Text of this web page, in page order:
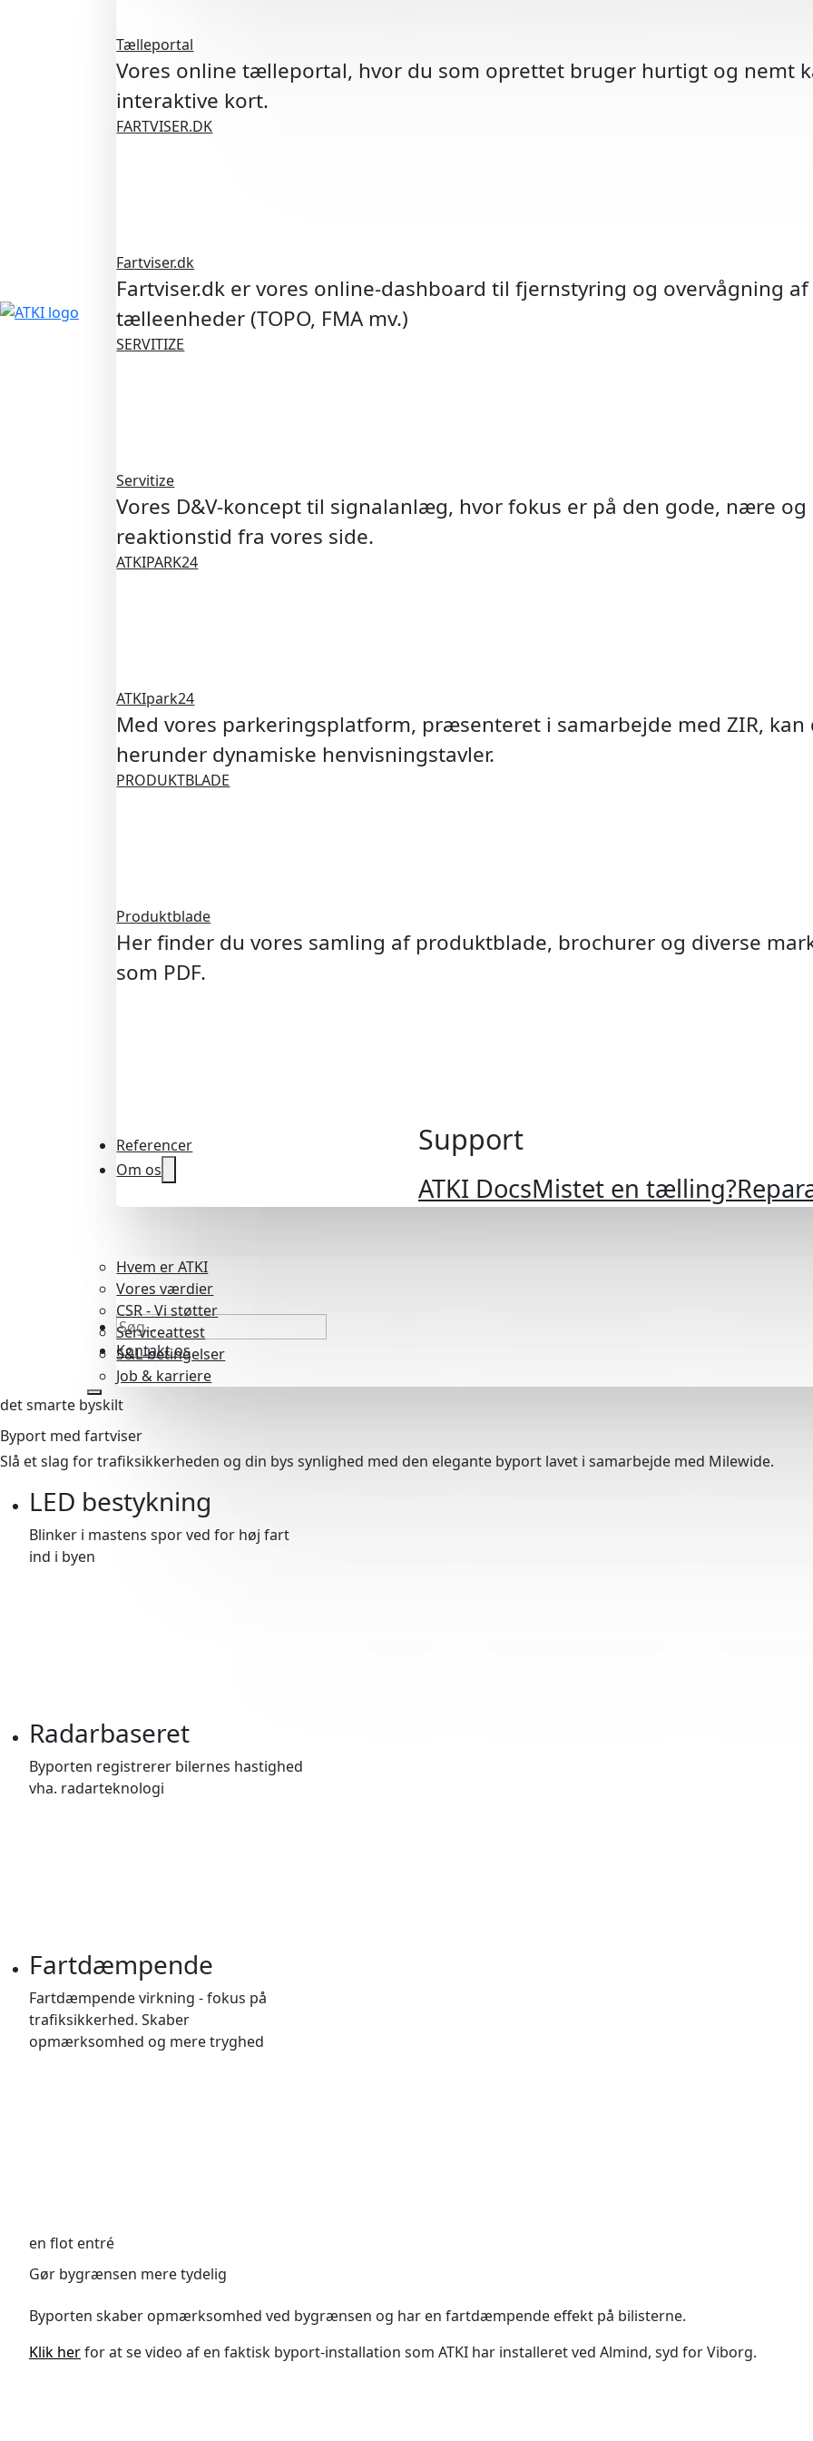
P-
A.I.
Tælleportal
Vores online tælleportal, hvor du som oprettet bruger hurtigt og nemt
interaktive kort.
FARTVISER.DK
Fartviser.dk
Fartviser.dk er vores online-dashboard til fjernstyring og overvågning
tælleenheder (TOPO, FMA mv.)
SERVITIZE
Servitize
Vores D&V-koncept til signalanlæg, hvor fokus er på den gode, nære
reaktionstid fra vores side.
ATKIPARK24
ATKIpark24
Med vores parkeringsplatform, præsenteret i samarbejde med ZIR,
herunder dynamiske henvisningstavler.
PRODUKTBLADE
Produktblade
Her finder du vores samling af produktblade, brochurer og diverse
som PDF.
Support
ATKI DocsMistet en tælling?
Referencer
Om os
Hvem er ATKI
Vores værdier
CSR - Vi støtter
Serviceattest
S&L-betingelser
Job & karriere
Kontakt os
det smarte byskilt
Byport med fartviser
Slå et slag for trafiksikkerheden og din bys synlighed med den elegante byport lavet i samarbejde med Milewide.
LED bestykning
Blinker i mastens spor ved for høj fart
ind i byen
Radarbaseret
Byporten registrerer bilernes hastighed
vha. radarteknologi
Fartdæmpende
Fartdæmpende virkning - fokus på
trafiksikkerhed. Skaber
opmærksomhed og mere tryghed
Gør bygrænsen mere tydelig
en flot entré
Byporten skaber opmærksomhed ved bygrænsen og har en fartdæmpende effekt på bilisterne.
Klik herfor at se video af en faktisk byport-installation som ATKI har installeret ved Almind, syd for Viborg.